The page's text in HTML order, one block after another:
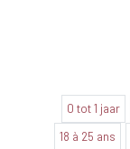
0 tot 1 jaar
18 à 25 ans